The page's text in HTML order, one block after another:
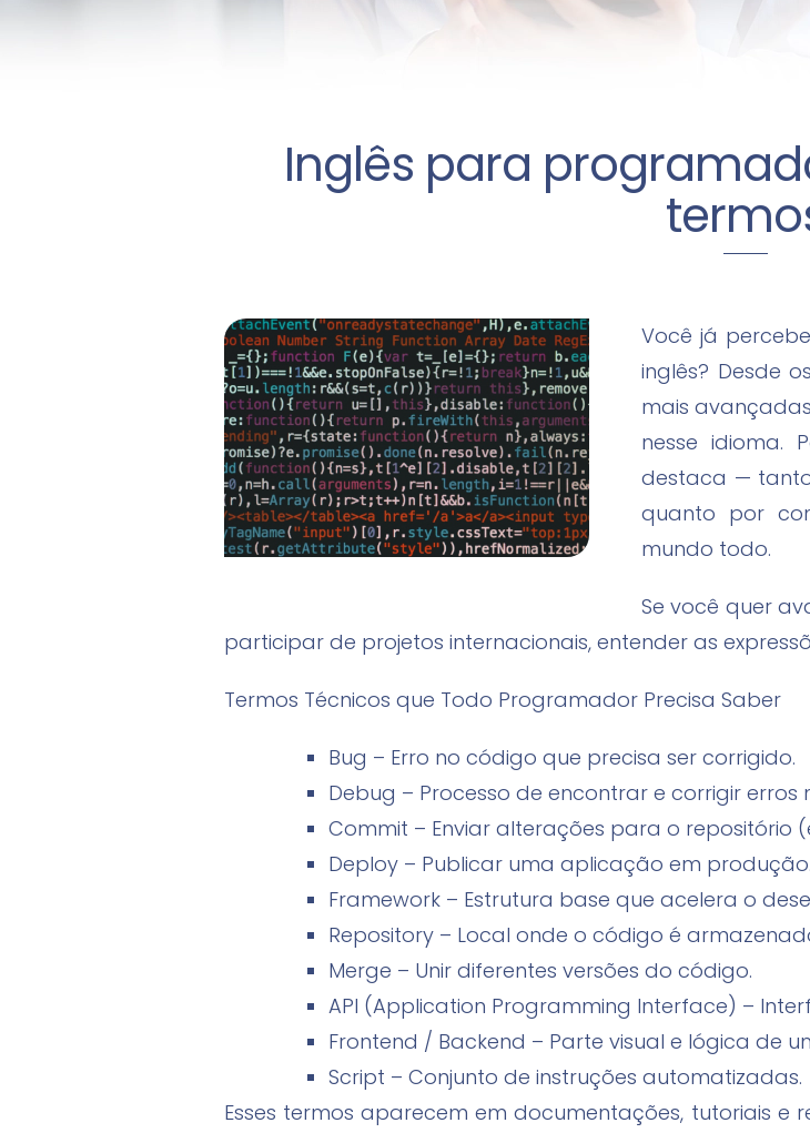
Inglês para
Você já
inglês? Desde
mais
nesse idioma.
destaca —
quanto por
mundo todo.
Se você quer
participar de projetos internacionais, entender as
Termos Técnicos que Todo Programador Precisa Saber
Bug – Erro no código que precisa ser corrigido.
Debug – Processo de encontrar e corrigir erros
Commit – Enviar alterações para o repositório
Deploy – Publicar uma aplicação em produção.
Framework – Estrutura base que acelera o
Repository – Local onde o código é
Merge – Unir diferentes versões do código.
API (Application Programming Interface) –
Frontend / Backend – Parte visual e lógica de
Script – Conjunto de instruções automatizadas.
Esses termos aparecem em documentações, tutoriais e